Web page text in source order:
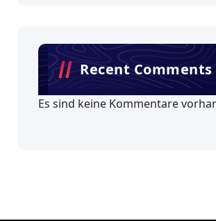
Recent Comments
Es sind keine Kommentare